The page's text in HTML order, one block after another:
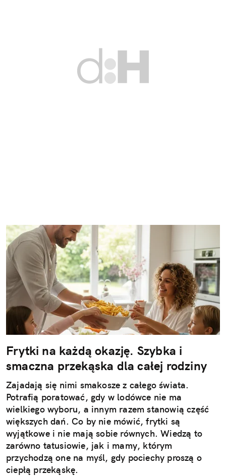
Frytki na każdą okazję. Szybka i
smaczna przekąska dla całej rodziny
Zajadają się nimi smakosze z całego świata.
Potrafią poratować, gdy w lodówce nie ma
wielkiego wyboru, a innym razem stanowią część
większych dań. Co by nie mówić, frytki są
wyjątkowe i nie mają sobie równych. Wiedzą to
zarówno tatusiowie, jak i mamy, którym
przychodzą one na myśl, gdy pociechy proszą o
ciepłą przekąskę.